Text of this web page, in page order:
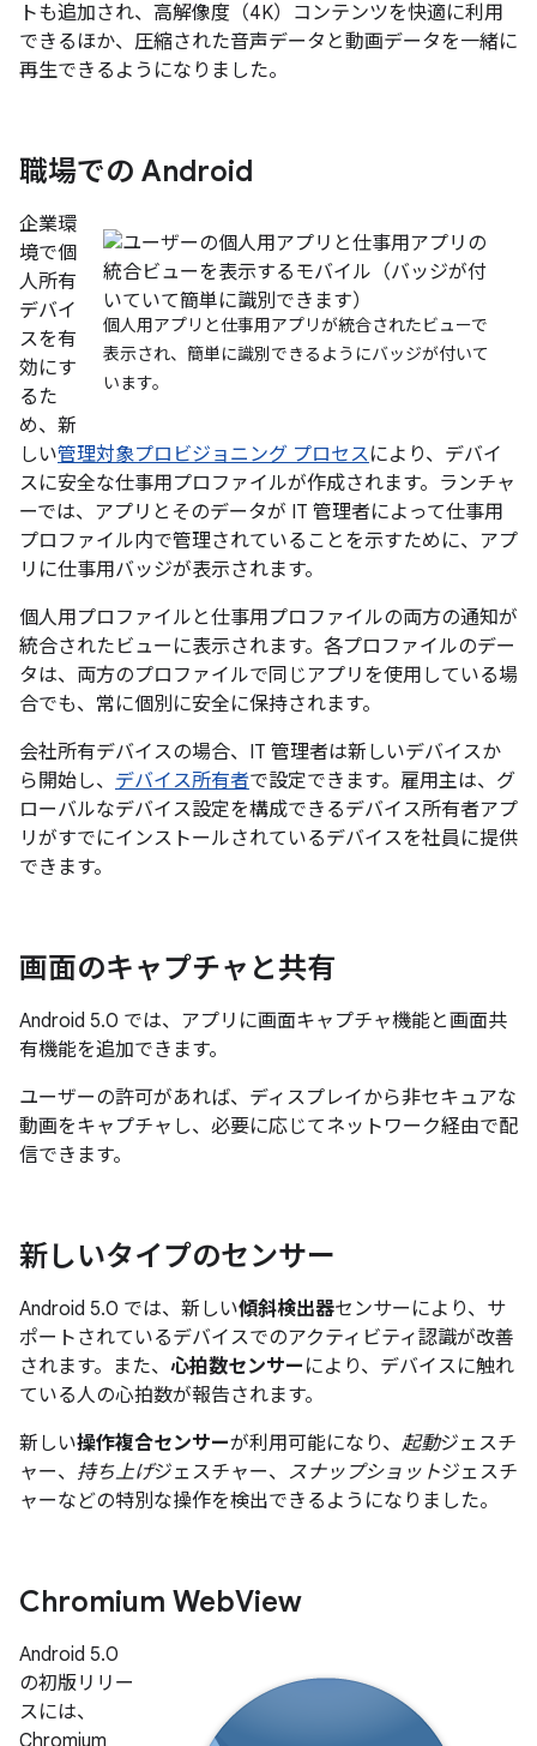
トも追加され、高解像度（4K）コンテンツを快適に利用
できるほか、圧縮された音声データと動画データを一緒に
再生できるようになりました。
職場での Android
個人用アプリと仕事用アプリが統合されたビューで
表示され、簡単に識別できるようにバッジが付いて
います。
企業環
境で個
人所有
デバイ
スを有
効にす
るた
め、新
しい管理対象プロビジョニング プロセスにより、デバイ
スに安全な仕事用プロファイルが作成されます。ランチャ
ーでは、アプリとそのデータが IT 管理者によって仕事用
プロファイル内で管理されていることを示すために、アプ
リに仕事用バッジが表示されます。
個人用プロファイルと仕事用プロファイルの両方の通知が
統合されたビューに表示されます。各プロファイルのデー
タは、両方のプロファイルで同じアプリを使用している場
合でも、常に個別に安全に保持されます。
会社所有デバイスの場合、IT 管理者は新しいデバイスか
ら開始し、 デバイス所有者で設定できます。雇用主は、グ
ローバルなデバイス設定を構成できるデバイス所有者アプ
リがすでにインストールされているデバイスを社員に提供
できます。
画面のキャプチャと共有
Android 5.0 では、アプリに画面キャプチャ機能と画面共
有機能を追加できます。
ユーザーの許可があれば、ディスプレイから非セキュアな
動画をキャプチャし、必要に応じてネットワーク経由で配
信できます。
新しいタイプのセンサー
Android 5.0 では、新しい傾斜検出器センサーにより、サ
ポートされているデバイスでのアクティビティ認識が改善
されます。また、 心拍数センサー により、デバイスに触れ
ている人の心拍数が報告されます。
新しい操作複合センサーが利用可能になり、 起動ジェスチ
ャー、 持ち上げジェスチャー、 スナップショットジェスチ
ャーなどの特別な操作を検出できるようになりました。
Chromium WebView
Android 5.0
の初版リリー
スには、